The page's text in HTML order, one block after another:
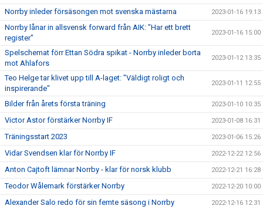
Norrby inleder försäsongen mot svenska mästarna 2023-01-16 19:13
Norrby lånar in allsvensk forward från AIK: "Har ett brett
register"
2023-01-16 15:00
Spelschemat förr Ettan Södra spikat - Norrby inleder borta
mot Ahlafors
2023-01-12 13:35
Teo Helge tar klivet upp till A-laget: "Väldigt roligt och
inspirerande"
2023-01-11 12:55
Bilder från årets första träning 2023-01-10 10:35
Victor Astor förstärker Norrby IF 2023-01-08 16:31
Träningsstart 2023 2023-01-06 15:26
Vidar Svendsen klar för Norrby IF 2022-12-22 12:56
Anton Cajtoft lämnar Norrby - klar för norsk klubb 2022-12-21 16:28
Teodor Wålemark förstärker Norrby 2022-12-20 10:00
Alexander Salo redo för sin femte säsong i Norrby 2022-12-16 12:31